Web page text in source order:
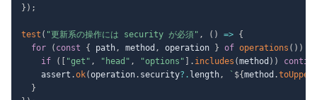
} ) ;
test ( "更新系の操作には security が必須" , ( ) => {
for
( const { path, method , operation } of operations ( ) )
if
( "get" , "head" , "options" . includes (method ) )
    assert
.ok(operation. security?. length, ` ${method .
}